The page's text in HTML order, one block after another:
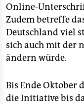
Online-
Zudem betreffe
Deutschland viel
sich auch mit der
ändern würde.
Bis Ende Oktober
die Initiative bis